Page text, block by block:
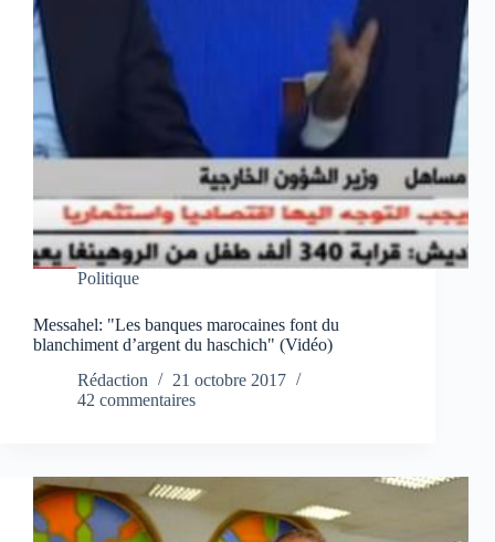
Politique
Messahel: "Les banques marocaines font du
blanchiment d’argent du haschich" (Vidéo)
Rédaction
21 octobre 2017
42 commentaires